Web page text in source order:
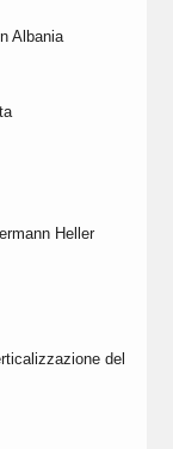
Albania
Heller
del